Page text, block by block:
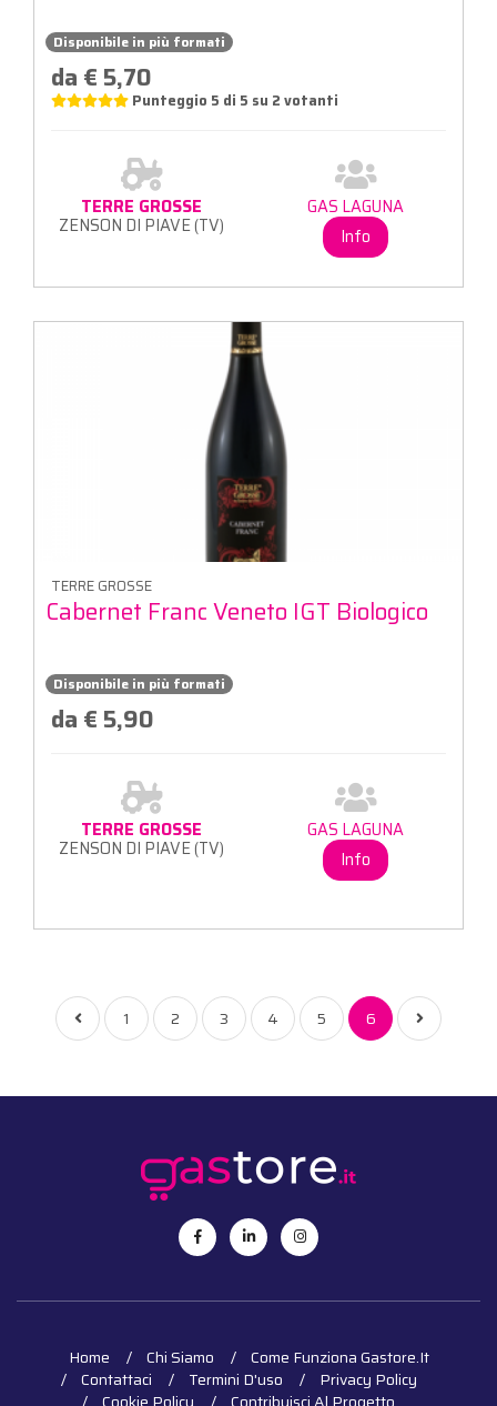
Disponibile in più formati
da € 5,70
Punteggio 5 di 5 su 2 votanti
TERRE GROSSE
ZENSON DI PIAVE (TV)
GAS LAGUNA
Info
TERRE GROSSE
Cabernet Franc Veneto IGT Biologico
Disponibile in più formati
da € 5,90
TERRE GROSSE
ZENSON DI PIAVE (TV)
GAS LAGUNA
Info
1 2 3 4 5 6
Home Chi Siamo
Come Funziona Gastore.it
Contattaci
Termini D'uso
Privacy Policy